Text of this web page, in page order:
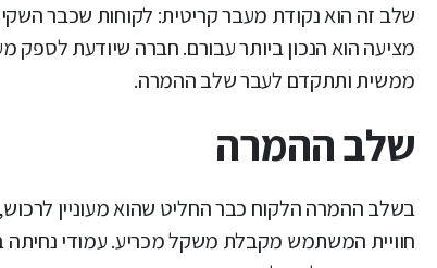
שלב זה הוא נקודת מעבר קריטית: לקוחות שכבר
מציעה הוא הנכון ביותר עבורם. חברה שיודעת לספק
ממשית ותתקדם לעבר שלב ההמרה.
שלב ההמרה
בשלב ההמרה הלקוח כבר החליט שהוא מעוניין
חוויית המשתמש מקבלת משקל מכריע. עמודי נחיתה